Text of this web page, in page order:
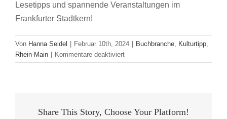
Lesetipps und spannende Veranstaltungen im
Frankfurter Stadtkern!
Von Hanna Seidel Februar 10th, 2024 Buchbranche, Kulturtipp,
Rhein-Main
Kommentare deaktiviertfür
Buchhandlungseröffnung:
Share This Story, Choose Your Platform!